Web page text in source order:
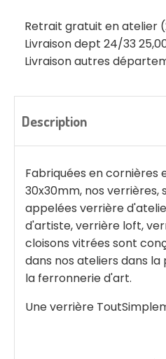
Retrait gratuit en atelier
Livraison dept 24/33
Livraison autres
Description
Fabriquées en cornières
30x30mm, nos verrières,
appelées verrière
d'artiste, verrière loft,
cloisons vitrées sont
dans nos ateliers dans
la ferronnerie d'art.
Une verrière